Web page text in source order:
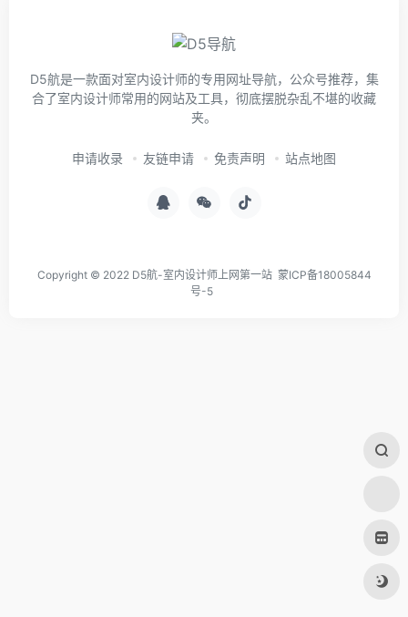
D5航是一款面对室内设计师的专用网址导航，公众号推荐，集
合了室内设计师常用的网站及工具，彻底摆脱杂乱不堪的收藏
夹。
申请收录 友链申请 免责声明 站点地图
Copyright © 2022 D5航-室内设计师上网第一站 蒙ICP备18005844
号-5